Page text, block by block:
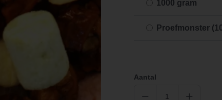
1000 gram
Proefmonster
Aantal